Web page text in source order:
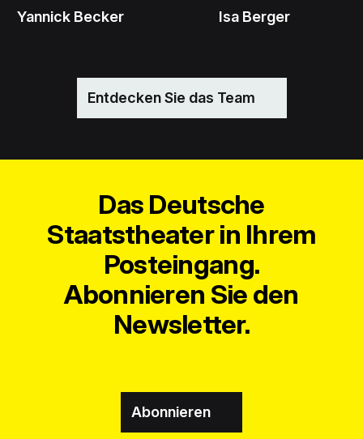
Yannick Becker Isa Berger
Entdecken Sie das Team
Das Deutsche
Staatstheater in Ihrem
Posteingang.
Abonnieren Sie den
Newsletter.
Abonnieren